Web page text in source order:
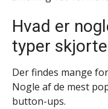
Hvad er
typer
Der findes mange
Nogle af de mest
button-ups.